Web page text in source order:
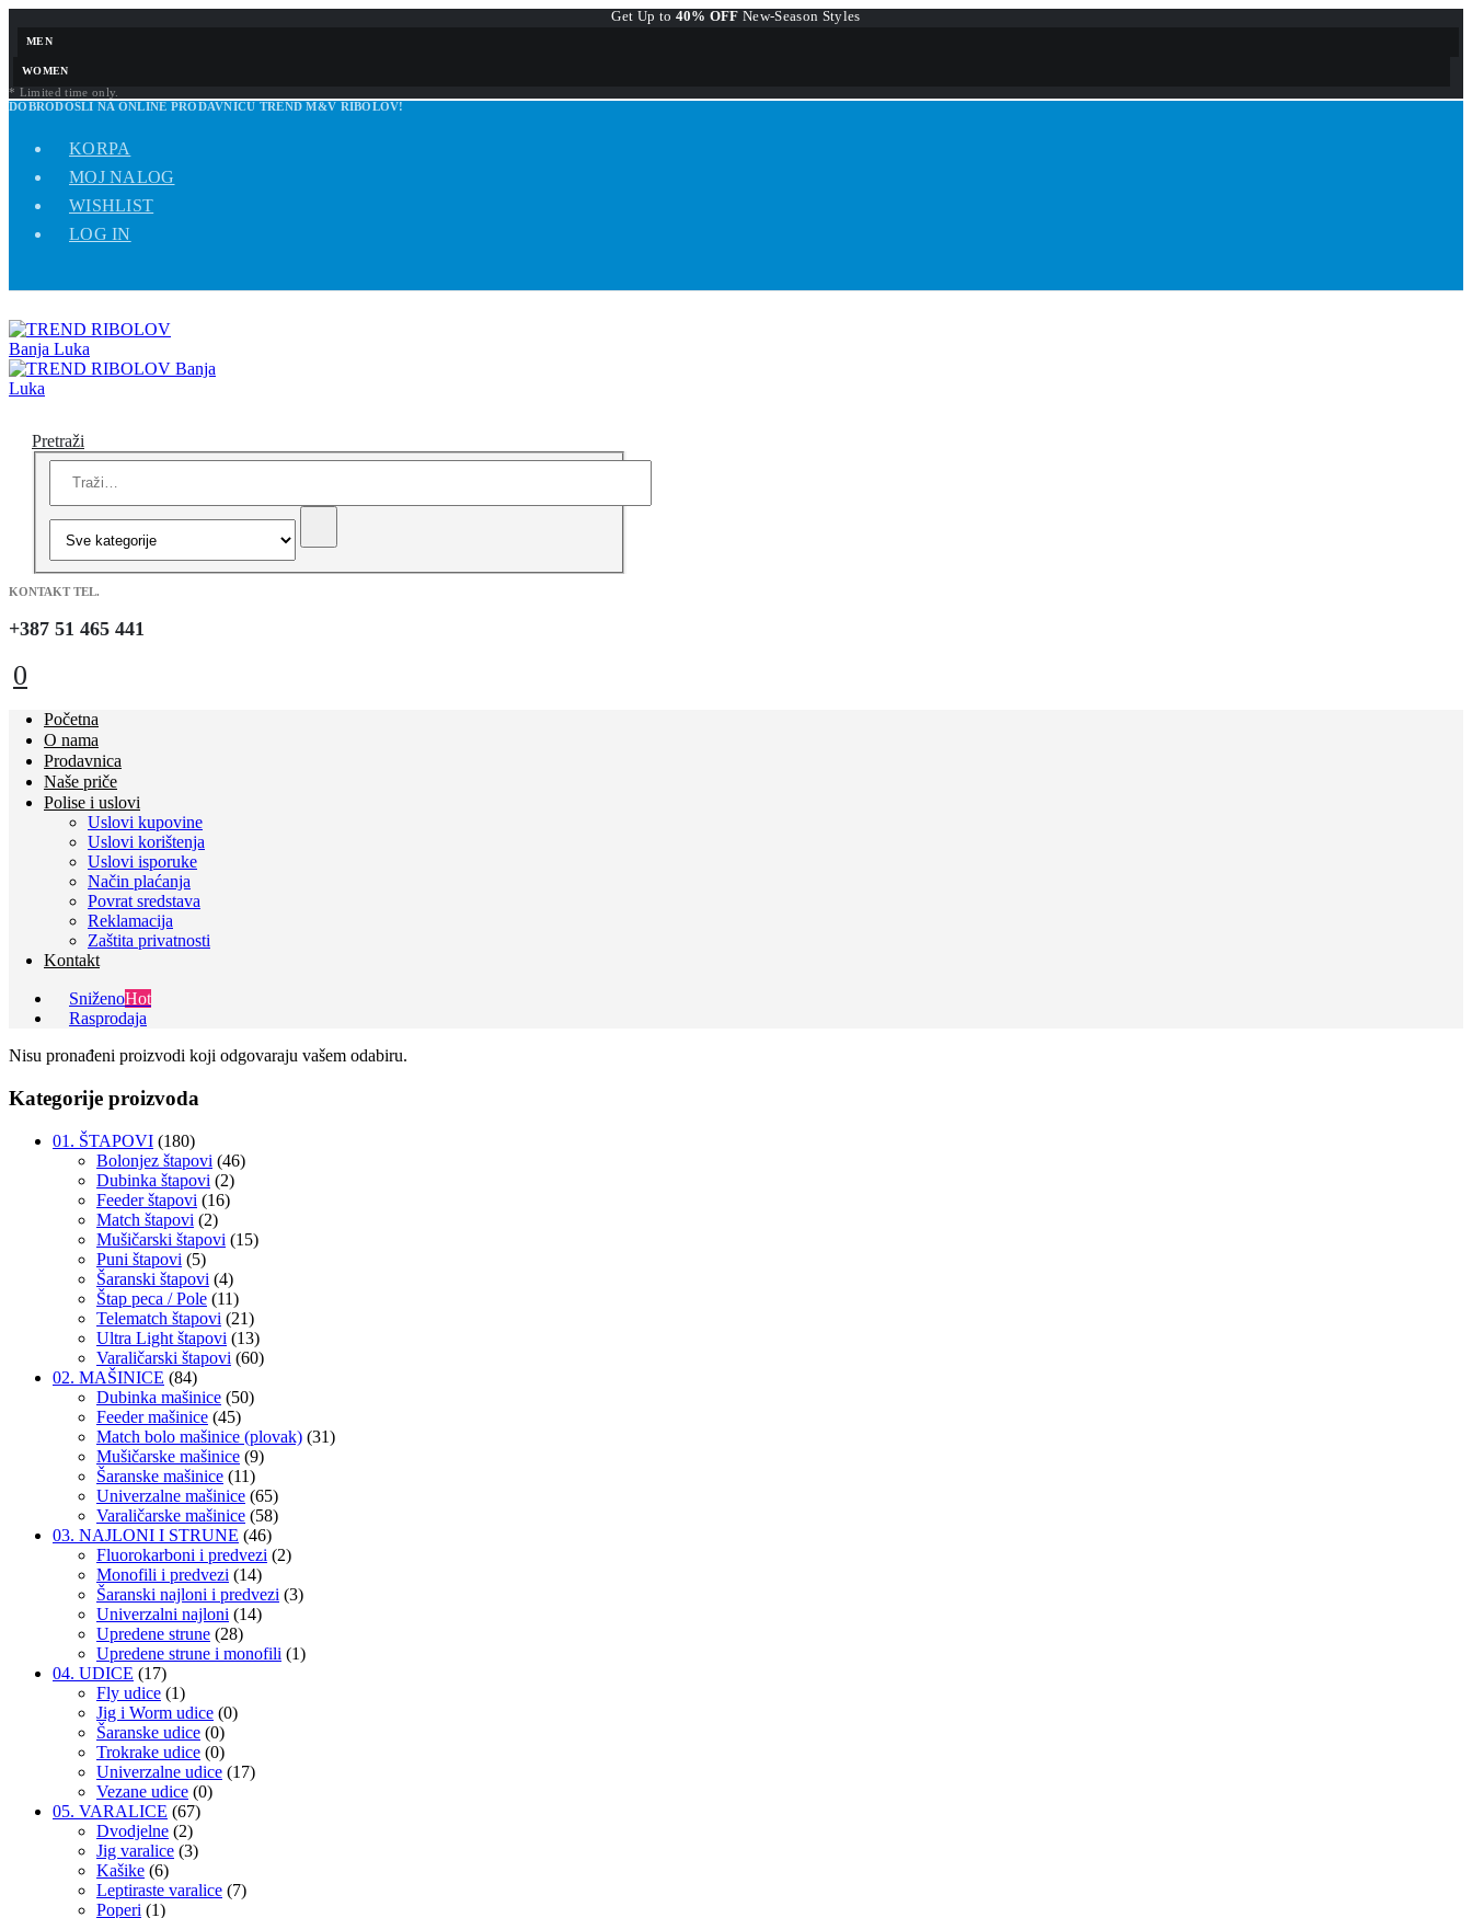
Get Up to 40% OFF New-Season Styles
MEN
WOMEN
* Limited time only.
DOBRODOŠLI NA ONLINE PRODAVNICU TREND M&V RIBOLOV!
KORPA
MOJ NALOG
WISHLIST
LOG IN
Pretraži
KONTAKT TEL.
+387 51 465 441
0
Početna
O nama
Prodavnica
Naše priče
Polise i uslovi
Uslovi kupovine
Uslovi korištenja
Uslovi isporuke
Način plaćanja
Povrat sredstava
Reklamacija
Zaštita privatnosti
Kontakt
SniženoHot
Rasprodaja
Nisu pronađeni proizvodi koji odgovaraju vašem odabiru.
Kategorije proizvoda
01. ŠTAPOVI (180)
Bolonjez štapovi (46)
Dubinka štapovi (2)
Feeder štapovi (16)
Match štapovi (2)
Mušičarski štapovi (15)
Puni štapovi (5)
Šaranski štapovi (4)
Štap peca / Pole (11)
Telematch štapovi (21)
Ultra Light štapovi (13)
Varaličarski štapovi (60)
02. MAŠINICE (84)
Dubinka mašinice (50)
Feeder mašinice (45)
Match bolo mašinice (plovak) (31)
Mušičarske mašinice (9)
Šaranske mašinice (11)
Univerzalne mašinice (65)
Varaličarske mašinice (58)
03. NAJLONI I STRUNE (46)
Fluorokarboni i predvezi (2)
Monofili i predvezi (14)
Šaranski najloni i predvezi (3)
Univerzalni najloni (14)
Upredene strune (28)
Upredene strune i monofili (1)
04. UDICE (17)
Fly udice (1)
Jig i Worm udice (0)
Šaranske udice (0)
Trokrake udice (0)
Univerzalne udice (17)
Vezane udice (0)
05. VARALICE (67)
Dvodjelne (2)
Jig varalice (3)
Kašike (6)
Leptiraste varalice (7)
Poperi (1)